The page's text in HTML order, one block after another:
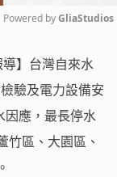
Powered by GliaStudios
導】台灣自來水
驗及電力設備安
因應，最長停水
竹區、大園區、